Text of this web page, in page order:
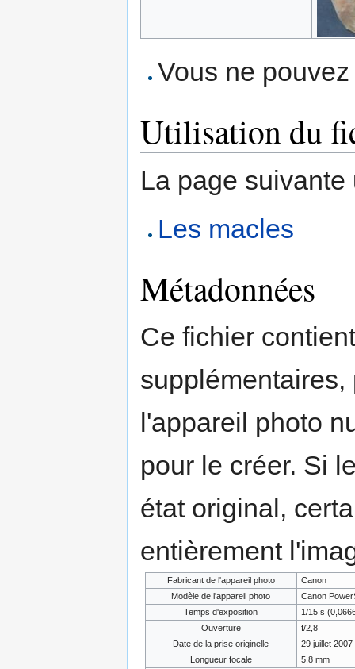
Vous ne
Utilisation du
La page
Les macles
Métadonnées
Ce fichier
l'appareil photo
pour le créer. Si
état original,
entièrement
Fabricant de l'appareil photo
Canon
Modèle de l'appareil photo
Canon
Temps d'exposition
1/15 s
Ouverture
f/2,8
Date de la prise originelle
29 juillet 2007
Longueur focale
5,8 mm